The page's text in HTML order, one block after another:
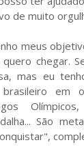
de muito
meus
chegar.
mas eu
em
São